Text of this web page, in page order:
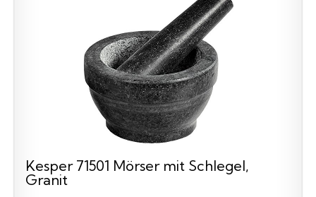
Kesper 71501 Mörser mit Schlegel,
Granit